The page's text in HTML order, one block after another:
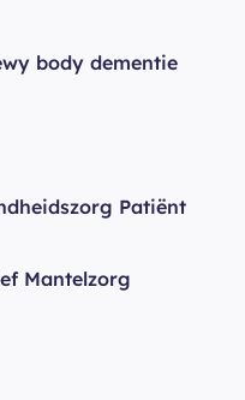
body dementie
Patiënt
Mantelzorg